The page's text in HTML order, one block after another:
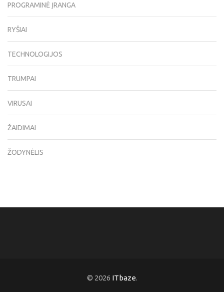
PROGRAMINĖ ĮRANGA
RYŠIAI
TECHNOLOGIJOS
TRUMPAI
VIRUSAI
ŽAIDIMAI
ŽODYNĖLIS
© 2026 ITbaze.